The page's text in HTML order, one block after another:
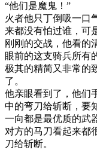
“他们是魔鬼！”
火者他只丁倒吸一口
来都没有怕过谁，可
刚刚的交战，他看的
眼前的这支骑兵所有
极其的精简又非常的
了。
他亲眼看到了，他们
中的弯刀给斩断，要
一向都是最优质的武
对方的马刀看起来都
刀给斩断。